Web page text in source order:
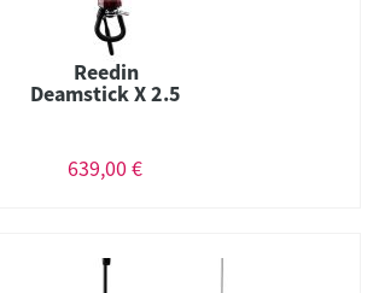
Reedin
Deamstick X 2.5
639,00 €